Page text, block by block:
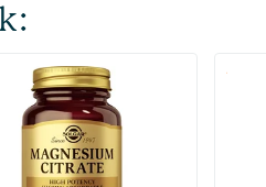
(287)
Citrate (Magnesium
​120 tabletten
Vitamins
Bio-